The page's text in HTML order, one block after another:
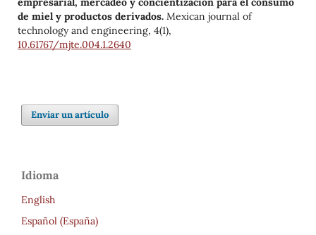
de miel y productos derivados. Mexican journal of
technology and engineering, 4(1),
10.61767/mjte.004.1.2640
Enviar un artículo
Idioma
English
Español (España)